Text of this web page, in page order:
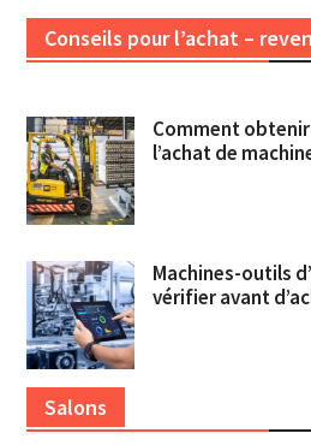
Conseils pour l’achat –
Comment
l’achat de
Machines-outils
vérifier avant
Salons